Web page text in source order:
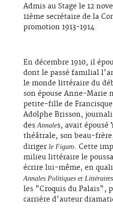
Admis au Stage le 12
11ème secrétaire de la
promotion 1913-1914.
En décembre 1910, il
dont le passé familial
le monde littéraire du
son épouse Anne-Marie
petite-fille de Francisque
Adolphe Brisson,
desAnnales, avait épousé
théâtrale, son beau-
diriger le Figaro. Cette
milieu littéraire le
écrire lui-même, en
Annales Politiques et Littéraires
les "Croquis du Palais",
carrière d'auteur